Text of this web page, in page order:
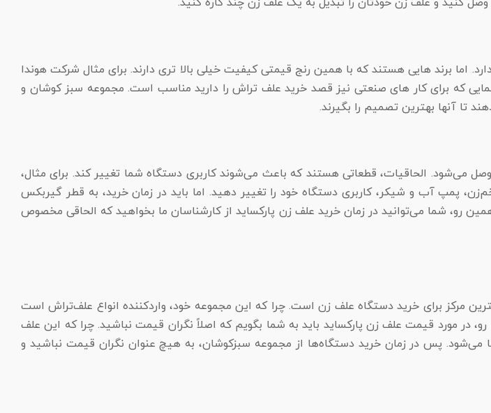
اما برند هایی هستند که با همین رنج قیمتی کیفیت خیلی بالا تری دارند. برای مثال شرکت هوندا
که برای کار های صنعتی نیز قصد خرید علف تراش را دارید مناسب است. مجموعه سبز کوشان و
تا آنها بهترین تصمیم را بگیرند.
می‌شود. الحاقیات، قطعاتی هستند که باعث می‌شوند کاربری دستگاه شما تغییر کند. برای مثال،
پمپ آب و شیکر، کاربری دستگاه خود را تغییر دهید. اما باید در زمان خرید، به قطر گیربکس
رو، شما می‌توانید در زمان خرید علف زن پارکساید از کارشناسان ما بخواهید که الحاقی مخصوص
مرکز برای خرید دستگاه علف زن است. چرا که این مجموعه خود، واردکننده انواع علف‌تراش است
در مورد قیمت علف زن پارکساید باید به شما بگویم که اصلاً نگران قیمت نباشید. چرا که این علف
پس در زمان خرید دستگاه‌ها از مجموعه سبزکوشان، به هیچ عنوان نگران قیمت نباشید و